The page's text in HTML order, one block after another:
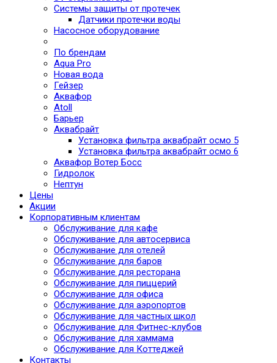
Системы защиты от протечек
Датчики протечки воды
Насосное оборудование
По брендам
Aqua Pro
Новая вода
Гейзер
Аквафор
Atoll
Барьер
Аквабрайт
Установка фильтра аквабрайт осмо 5
Установка фильтра аквабрайт осмо 6
Аквафор Вотер Босс
Гидролок
Нептун
Цены
Акции
Корпоративным клиентам
Обслуживание для кафе
Обслуживание для автосервиса
Обслуживание для отелей
Обслуживание для баров
Обслуживание для ресторана
Обслуживание для пиццерий
Обслуживание для офиса
Обслуживание для аэропортов
Обслуживание для частных школ
Обслуживание для Фитнес-клубов
Обслуживание для хаммама
Обслуживание для Коттеджей
Контакты